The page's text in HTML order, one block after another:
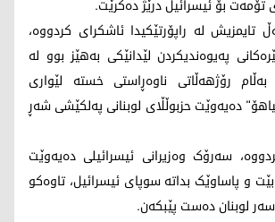
بۆ ئیسرائیل درێژ دەکرێت.
تایمزیش لە راپۆرتێکیدا ئاشکرای کردووە،
پەیوەندیکردن لێدانێکی بەهێز بوو لە
بەڵام رۆژهەڵاتی ناوەڕاستی خستە لێواری
دەیەوێت حزبوڵڵای لوبنانی پەلکێشی شەڕ
سەرۆک وەزیرانی ئیسرائیلی دەیەوێت
و پاساوێک بداتە سوپای ئیسرائیل، تاوەکو
لوبنان دەست پێبکەن.